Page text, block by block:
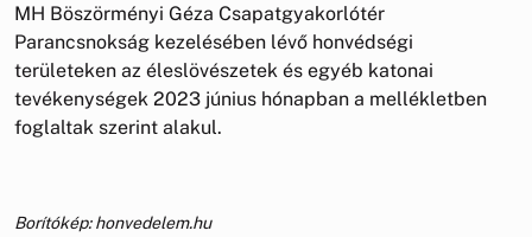
MH Böszörményi Géza Csapatgyakorlótér
Parancsnokság kezelésében lévő honvédségi
területeken az éleslövészetek és egyéb katonai
tevékenységek 2023 június hónapban a mellékletben
foglaltak szerint alakul.
Borítókép: honvedelem.hu